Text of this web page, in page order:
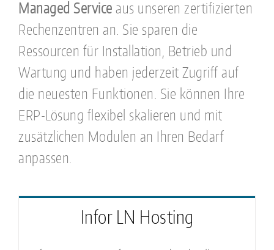
Managed Service aus unseren zertifizierten
Rechenzentren an. Sie sparen die
Ressourcen für Installation, Betrieb und
Wartung und haben jederzeit Zugriff auf
die neuesten Funktionen. Sie können Ihre
ERP-Lösung flexibel skalieren und mit
zusätzlichen Modulen an Ihren Bedarf
anpassen.
Infor LN Hosting